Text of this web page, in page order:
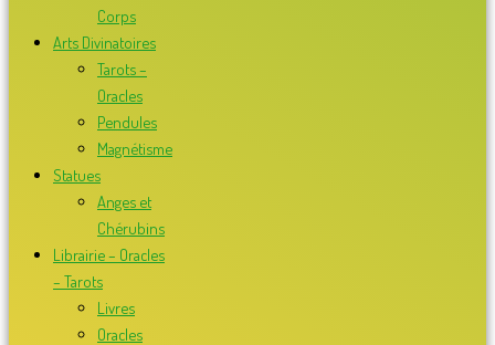
Corps
Arts Divinatoires
Tarots –
Oracles
Pendules
Magnétisme
Statues
Anges et
Chérubins
Librairie – Oracles
– Tarots
Livres
Oracles